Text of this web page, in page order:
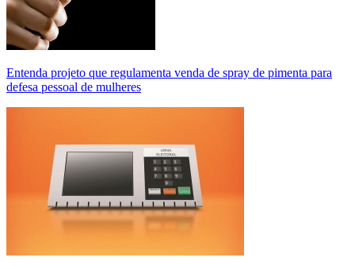
Entenda projeto que regulamenta venda de spray de pimenta para
defesa pessoal de mulheres